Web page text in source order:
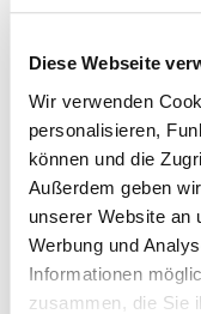
Diese Webseite
Wir verwenden
personalisieren,
können und die
Außerdem geben
unserer Website an
Werbung und
Informationen
zusammen, die Sie
Das Bauen und
guten Lage
Möglichkeiten hierzu
Kultur und